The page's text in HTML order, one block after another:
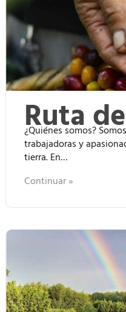
Ruta
¿Quiénes somos?
trabajadoras y
tierra. En…
Continuar »